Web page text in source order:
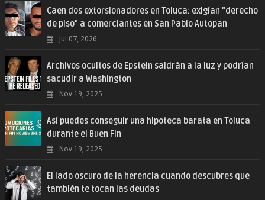
Caen dos extorsionadores en Toluca: exigían "derecho
de piso" a comerciantes en San Pablo Autopan
Jul 07, 2026
Archivos ocultos de Epstein saldrán a la luz y podrían
sacudir a Washington
Nov 19, 2025
Así puedes conseguir una hipoteca barata en Toluca
durante el Buen Fin
Nov 19, 2025
El lado oscuro de la herencia cuando descubres que
también te tocan las deudas